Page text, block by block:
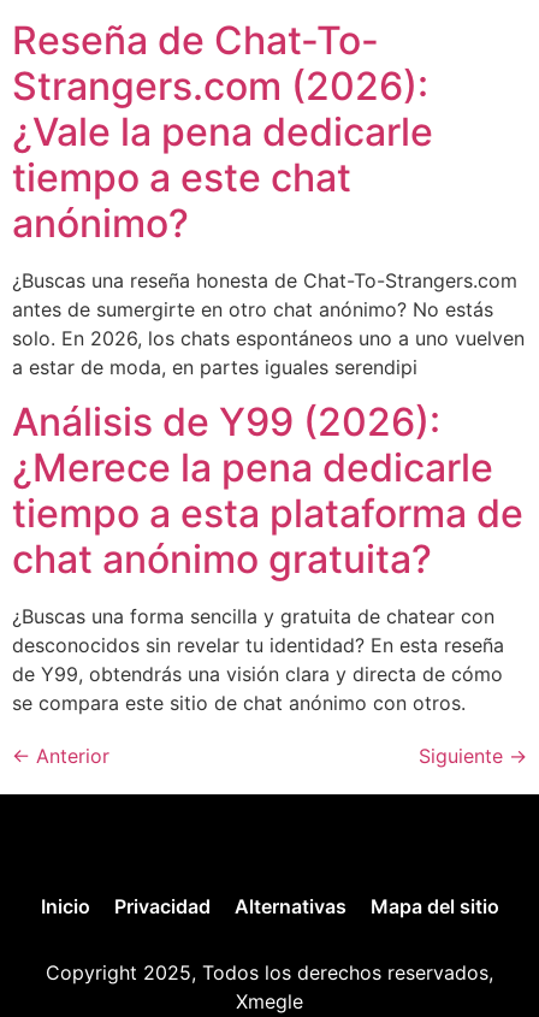
Reseña de Chat-To-
Strangers.com (2026):
¿Vale la pena dedicarle
tiempo a este chat
anónimo?
¿Buscas una reseña honesta de Chat-To-Strangers.com
antes de sumergirte en otro chat anónimo? No estás
solo. En 2026, los chats espontáneos uno a uno vuelven
a estar de moda, en partes iguales serendipi
Análisis de Y99 (2026):
¿Merece la pena dedicarle
tiempo a esta plataforma de
chat anónimo gratuita?
¿Buscas una forma sencilla y gratuita de chatear con
desconocidos sin revelar tu identidad? En esta reseña
de Y99, obtendrás una visión clara y directa de cómo
se compara este sitio de chat anónimo con otros.
← Anterior Siguiente →
Inicio Privacidad Alternativas Mapa del sitio
Copyright 2025, Todos los derechos reservados,
Xmegle